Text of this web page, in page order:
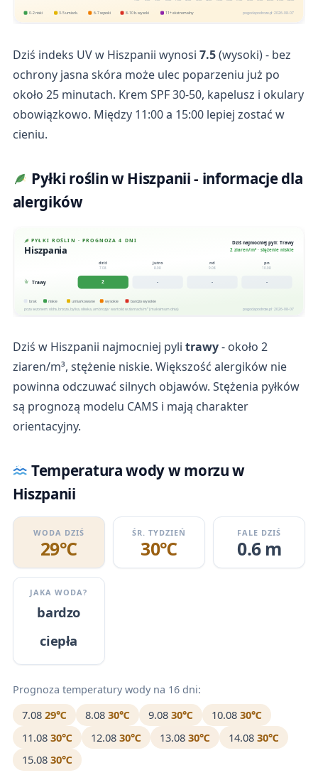
0-2 niski 3-5 umiark. 6-7 wysoki 8-10 b. wysoki 11+ ekstremalny pogodapodroze.pl · 2026-08-07
Dziś indeks UV w Hiszpanii wynosi 7.5(wysoki) - bez
ochrony jasna skóra może ulec poparzeniu już po
około 25 minutach. Krem SPF 30-50, kapelusz i okulary
obowiązkowo. Między 11:00 a 15:00 lepiej zostać w
cieniu.
Pyłki roślin w Hiszpanii - informacje dla
alergików
PYŁKI ROŚLIN · PROGNOZA 4 DNI
Hiszpania
Dziś najmocniej pyli: Trawy
2 ziaren/m³ · stężenie niskie
dziś
7.08
jutro
8.08
nd
9.08
pn
10.08
Trawy 2 - - -
brak niskie umiarkowane wysokie bardzo wysokie
poza sezonem: olcha, brzoza, bylica, oliwka, ambrozja · wartości w ziarnach/m³ (maksimum dnia) pogodapodroze.pl · 2026-08-07
Dziś w Hiszpanii najmocniej pyli trawy- około 2
ziaren/m³, stężenie niskie. Większość alergików nie
powinna odczuwać silnych objawów. Stężenia pyłków
są prognozą modelu CAMS i mają charakter
orientacyjny.
Temperatura wody w morzu w
Hiszpanii
WODA DZIŚ
29℃
ŚR. TYDZIEŃ
30℃
FALE DZIŚ
0.6 m
JAKA WODA?
bardzo
ciepła
Prognoza temperatury wody na 16 dni:
7.08 29℃ 8.08 30℃ 9.08 30℃ 10.08 30℃
11.08 30℃ 12.08 30℃ 13.08 30℃ 14.08 30℃
15.08 30℃